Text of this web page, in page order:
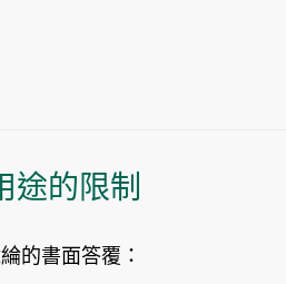
途的限制
的書面答覆：